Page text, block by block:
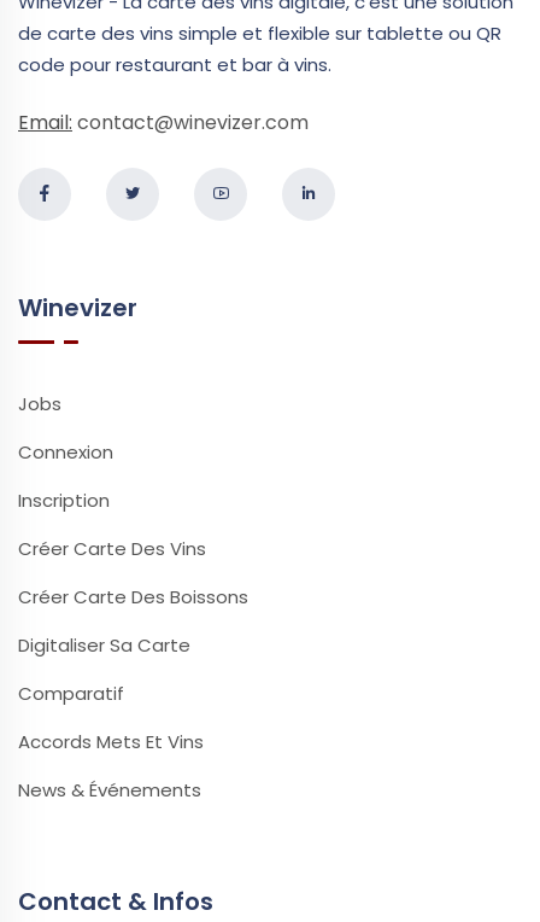
de carte des vins simple et flexible sur tablette ou QR
code pour restaurant et bar à vins.
Email: contact@winevizer.com
Winevizer
Jobs
Connexion
Inscription
Créer Carte Des Vins
Créer Carte Des Boissons
Digitaliser Sa Carte
Comparatif
Accords Mets Et Vins
News & Événements
Contact & Infos